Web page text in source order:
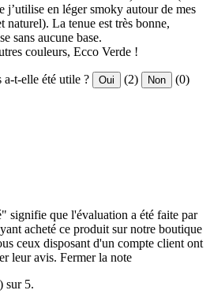
j’utilise en léger smoky autour de mes
naturel). La tenue est très bonne,
sans aucune base.
couleurs, Ecco Verde !
a-t-elle été utile ? Oui (2) Non (0)
signifie que l'évaluation a été faite par
acheté ce produit sur notre boutique
ceux disposant d'un compte client ont
leur avis. Fermer la note
sur 5.